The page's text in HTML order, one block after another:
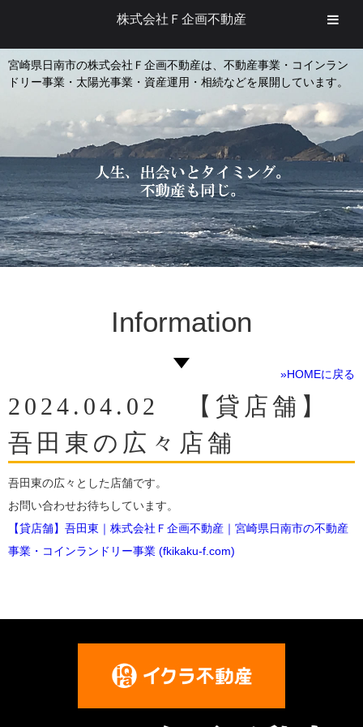
宮崎県日南市の株式会社Ｆ企画不動産は、不動産事業・コインラン
ドリー事業・太陽光事業・資産運用・相続などを展開しています。
Information
»HOMEに戻る
2024.04.02 【貸店舗】
吾田東の広々店舗
吾田東の広々とした店舗です。
お問い合わせお待ちしています。
【貸店舗】吾田東｜株式会社Ｆ企画不動産｜宮崎県日南市の不動産
事業・コインランドリー事業 (fkikaku-f.com)
株式会社Ｆ企画不動産